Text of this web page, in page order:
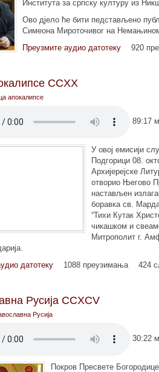
Института за српску културу из
Ово дјело ће бити педстављено
Симеона Мироточивог на
Преузмите аудио датотеку
920
CCXX
апокалипсе
89:17
У овој емисији
Подгорици 08.
Архијерејске
отворио Његово
настављен
боравка св.
“Тихи Кутак
чикашком и
Митрополит г.
датотеку
1088 преузимања 424
Русија CCXCV
Русија
30:22
Покров Пресвете